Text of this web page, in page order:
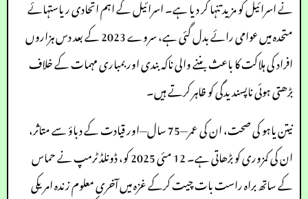
نے اسرائیل کو مزید تنہا کر دیا ہے۔ اسرائیل کے اہم اتحادی ریاستہائے
متحدہ میں عوامی رائے بدل گئی ہے، سروے 2023 کے بعد دس ہزاروں
افراد کی ہلاکت کا باعث بننے والی ناکہ بندی اور بمباری مہمات کے خلاف
بڑھتی ہوئی ناپسندیدگی کو ظاہر کرتے ہیں۔
نیتن یاہو کی صحت، ان کی عمر—75 سال—اور قیادت کے دباؤ سے متاثر،
ان کی کمزوری کو بڑھاتی ہے۔ 12 مئی 2025 کو، ڈونلڈ ٹرمپ نے حماس
کے ساتھ براہ راست بات چیت کرکے غزہ میں آخری معلوم زندہ امریکی